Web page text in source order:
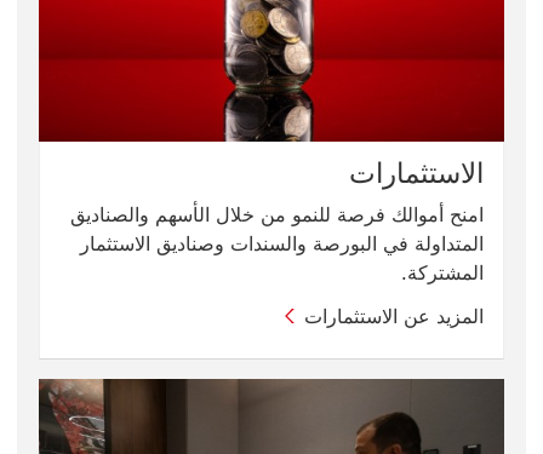
الاستثمارات
امنح أموالك فرصة للنمو من خلال الأسهم و‏‫الصناديق
المتداولة في البورصة‬ والسندات وصناديق الاستثمار
المشتركة.
المزيد عن الاستثمارات